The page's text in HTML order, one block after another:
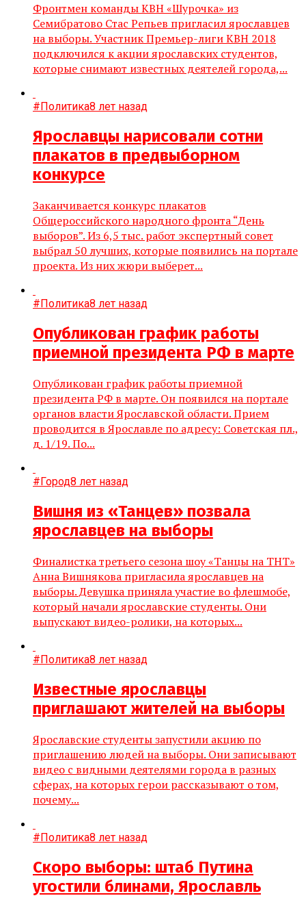
Фронтмен команды КВН «Шурочка» из
Семибратово Стас Репьев пригласил ярославцев
на выборы. Участник Премьер-лиги КВН 2018
подключился к акции ярославских студентов,
которые снимают известных деятелей города,...
#Политика8 лет назад
Ярославцы нарисовали сотни
плакатов в предвыборном
конкурсе
Заканчивается конкурс плакатов
Общероссийского народного фронта “День
выборов”. Из 6,5 тыс. работ экспертный совет
выбрал 50 лучших, которые появились на портале
проекта. Из них жюри выберет...
#Политика8 лет назад
Опубликован график работы
приемной президента РФ в марте
Опубликован график работы приемной
президента РФ в марте. Он появился на портале
органов власти Ярославской области. Прием
проводится в Ярославле по адресу: Советская пл.,
д. 1/19. По...
#Город8 лет назад
Вишня из «Танцев» позвала
ярославцев на выборы
Финалистка третьего сезона шоу «Танцы на ТНТ»
Анна Вишнякова пригласила ярославцев на
выборы. Девушка приняла участие во флешмобе,
который начали ярославские студенты. Они
выпускают видео-ролики, на которых...
#Политика8 лет назад
Известные ярославцы
приглашают жителей на выборы
Ярославские студенты запустили акцию по
приглашению людей на выборы. Они записывают
видео с видными деятелями города в разных
сферах, на которых герои рассказывают о том,
почему...
#Политика8 лет назад
Скоро выборы: штаб Путина
угостили блинами, Ярославль